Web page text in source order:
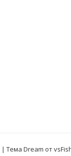
| Тема Dream от